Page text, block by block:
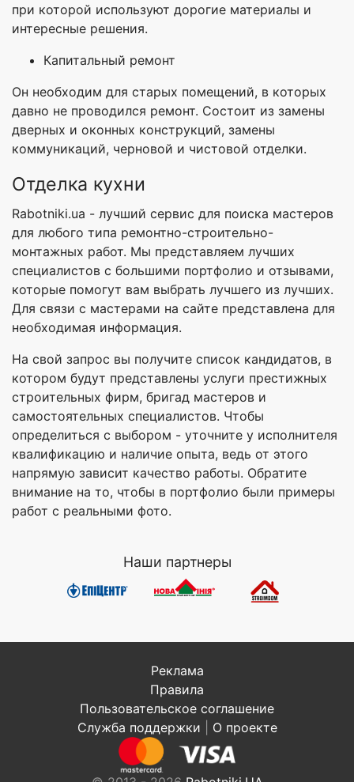
при которой используют дорогие материалы и
интересные решения.
Капитальный ремонт
Он необходим для старых помещений, в которых
давно не проводился ремонт. Состоит из замены
дверных и оконных конструкций, замены
коммуникаций, черновой и чистовой отделки.
Отделка кухни
Rabotniki.ua - лучший сервис для поиска мастеров
для любого типа ремонтно-строительно-
монтажных работ. Мы представляем лучших
специалистов с большими портфолио и отзывами,
которые помогут вам выбрать лучшего из лучших.
Для связи с мастерами на сайте представлена для
необходимая информация.
На свой запрос вы получите список кандидатов, в
котором будут представлены услуги престижных
строительных фирм, бригад мастеров и
самостоятельных специалистов. Чтобы
определиться с выбором - уточните у исполнителя
квалификацию и наличие опыта, ведь от этого
напрямую зависит качество работы. Обратите
внимание на то, чтобы в портфолио были примеры
работ с реальными фото.
Наши партнеры
Реклама
Правила
Пользовательское соглашение
Служба поддержки
О проекте